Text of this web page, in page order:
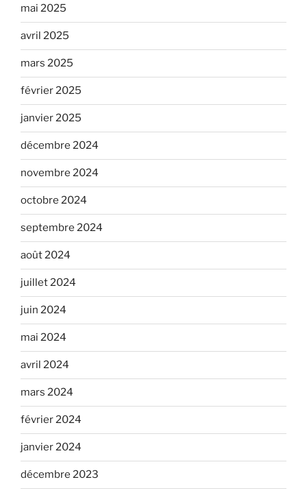
mai 2025
avril 2025
mars 2025
février 2025
janvier 2025
décembre 2024
novembre 2024
octobre 2024
septembre 2024
août 2024
juillet 2024
juin 2024
mai 2024
avril 2024
mars 2024
février 2024
janvier 2024
décembre 2023